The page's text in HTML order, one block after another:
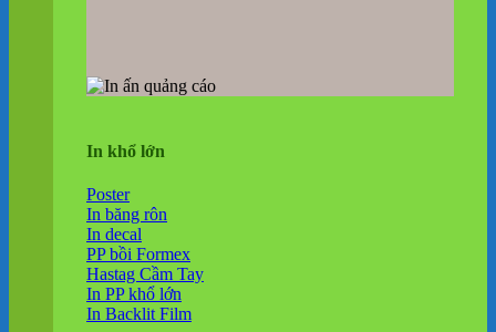
In khổ lớn
Poster
In băng rôn
In decal
PP bồi Formex
Hastag Cầm Tay
In PP khổ lớn
In Backlit Film